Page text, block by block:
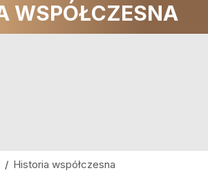
WSPÓŁCZESNA
/ Historia współczesna